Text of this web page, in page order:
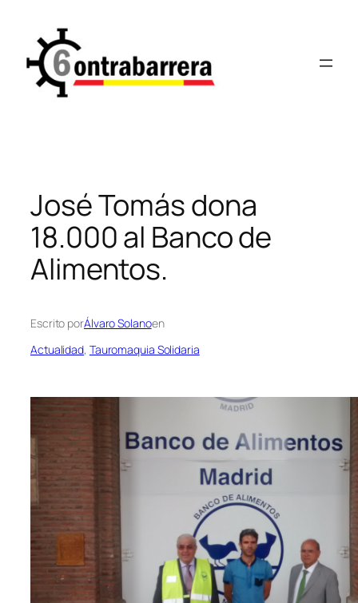
contenido
José Tomás dona
18.000 al Banco de
Alimentos.
Escrito porÁlvaro Solanoen
Actualidad, Tauromaquia Solidaria